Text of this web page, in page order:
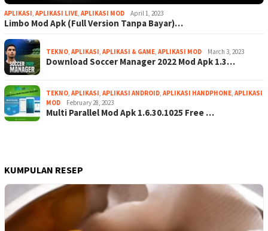
APLIKASI, APLIKASI LIVE, APLIKASI MOD April 1, 2023
Limbo Mod Apk (Full Version Tanpa Bayar)…
TEKNO, APLIKASI, APLIKASI & GAME, APLIKASI MOD March 3, 2023
Download Soccer Manager 2022 Mod Apk 1.3…
TEKNO, APLIKASI, APLIKASI ANDROID, APLIKASI HANDPHONE, APLIKASI
MOD
February 28, 2023
Multi Parallel Mod Apk 1.6.30.1025 Free …
KUMPULAN RESEP